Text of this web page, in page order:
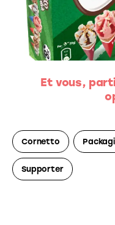
Et vous,
Cornetto
Supporter